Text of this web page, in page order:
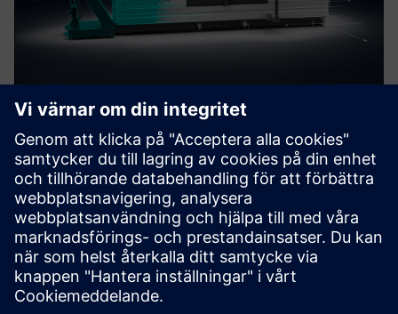
MAG Digital Twin with Run
MyVirtual Machine
Med MAGs digitala maskinmodell kan du skapa, validera
och optimera NC-program på maskinens digitala tvilling —
offline på datorn i produktionsplaneringen.
Läs mer